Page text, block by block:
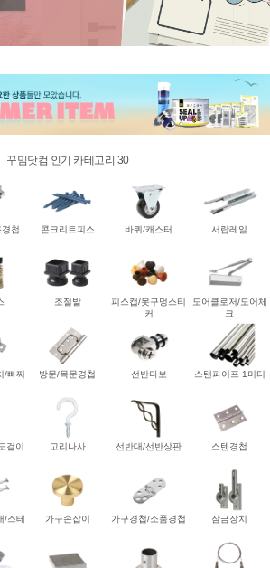
꾸밈닷컴 인기 카테고리 30
첩 콘크리트피스 바퀴/캐스터 서랍레일
조절발
피스캡/못구멍스티
커
도어클로저/도어체
크
/빠찌
방문/목문경첩 선반다보 스탠파이프 1미터
걸이 고리나사 선반대/선반상판 스텐경첩
/스테
가구손잡이 가구경첩/소품경첩 잠금장치